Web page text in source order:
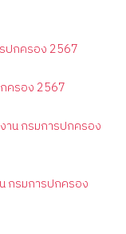
ครอง 2567
กรมการปกครอง